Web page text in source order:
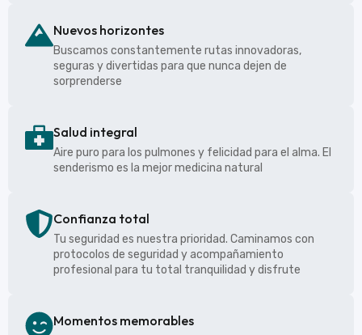
Nuevos horizontes
Buscamos constantemente rutas innovadoras,
seguras y divertidas para que nunca dejen de
sorprenderse
Salud integral
Aire puro para los pulmones y felicidad para el alma. El
senderismo es la mejor medicina natural
Confianza total
Tu seguridad es nuestra prioridad. Caminamos con
protocolos de seguridad y acompañamiento
profesional para tu total tranquilidad y disfrute
Momentos memorables